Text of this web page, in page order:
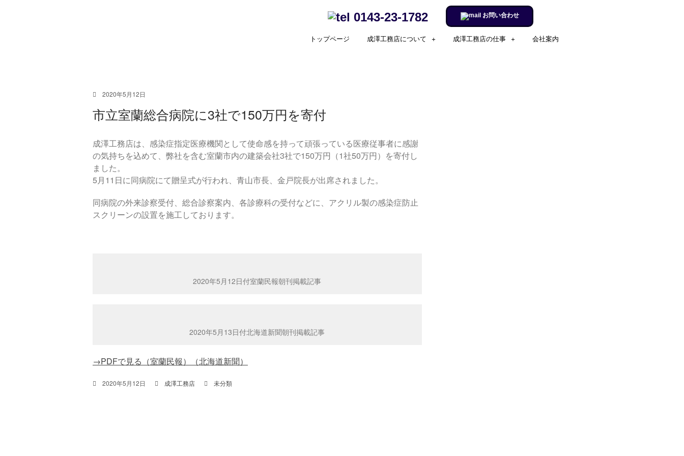
0143-23-1782 お問い合わせ
トップページ 成澤工務店について 成澤工務店の仕事 会社案内
2020年5月12日
市立室蘭総合病院に3社で150万円を寄付
成澤工務店は、感染症指定医療機関として使命感を持って頑張っている医療従事者に感謝
の気持ちを込めて、弊社を含む室蘭市内の建築会社3社で150万円（1社50万円）を寄付し
ました。
5月11日に同病院にて贈呈式が行われ、青山市長、金戸院長が出席されました。
同病院の外来診察受付、総合診察案内、各診療科の受付などに、アクリル製の感染症防止
スクリーンの設置を施工しております。
2020年5月12日付室蘭民報朝刊掲載記事
2020年5月13日付北海道新聞朝刊掲載記事
→PDFで見る（室蘭民報） （北海道新聞）
2020年5月12日 成澤工務店 未分類